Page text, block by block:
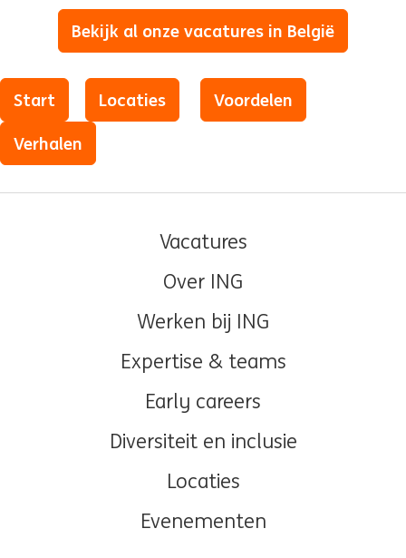
Bekijk al onze vacatures in België
(wordt in een nieuw
Start Locaties
Voordelen
Verhalen
Vacatures
Over ING
Werken bij ING
Expertise & teams
Early careers
Diversiteit en inclusie
Locaties
Evenementen